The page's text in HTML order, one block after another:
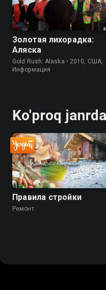
Золотая лихорадка:
Аляска
Gold Rush: Alaska • 2010, США,
Информация
Ko'proq
Правила стройки
Ремонт